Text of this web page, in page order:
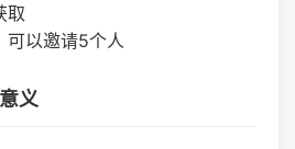
取
可以邀请5个人
义